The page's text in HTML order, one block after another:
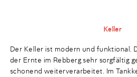
Keller
Der Keller ist modern und funktional.
der Ernte im Rebberg sehr sorgfältig
schonend weiterverarbeitet. Im